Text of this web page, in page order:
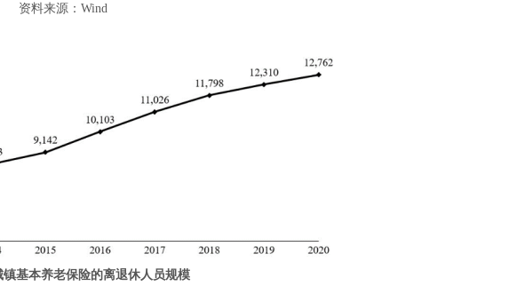
资料来源：Wind
基本养老保险的离退休人员规模